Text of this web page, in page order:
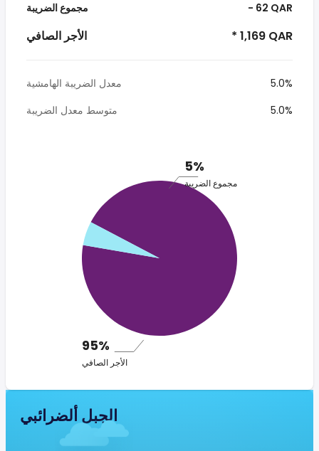
مجموع الضريبة - 62 QAR
الأجر الصافي * 1,169 QAR
معدل الضريبة الهامشية
5.0%
متوسط معدل الضريبة
5.0%
5%
مجموع الضريبة
95%
الأجر الصافي
الجبل ألضرائبي